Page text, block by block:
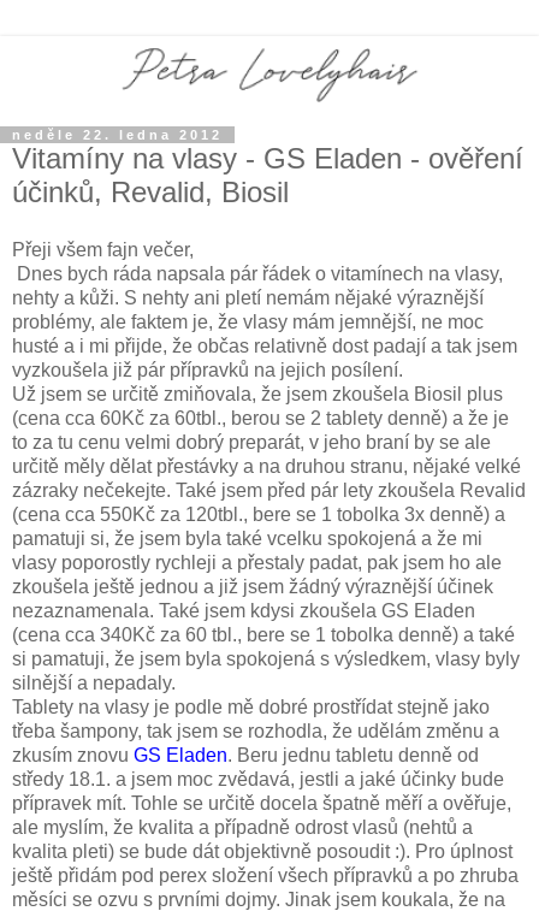
neděle 22. ledna 2012
Vitamíny na vlasy - GS Eladen - ověření
účinků, Revalid, Biosil
Přeji všem fajn večer,
Dnes bych ráda napsala pár řádek o vitamínech na vlasy,
nehty a kůži. S nehty ani pletí nemám nějaké výraznější
problémy, ale faktem je, že vlasy mám jemnější, ne moc
husté a i mi přijde, že občas relativně dost padají a tak jsem
vyzkoušela již pár přípravků na jejich posílení.
Už jsem se určitě zmiňovala, že jsem zkoušela Biosil plus
(cena cca 60Kč za 60tbl., berou se 2 tablety denně) a že je
to za tu cenu velmi dobrý preparát, v jeho braní by se ale
určitě měly dělat přestávky a na druhou stranu, nějaké velké
zázraky nečekejte. Také jsem před pár lety zkoušela Revalid
(cena cca 550Kč za 120tbl., bere se 1 tobolka 3x denně) a
pamatuji si, že jsem byla také vcelku spokojená a že mi
vlasy poporostly rychleji a přestaly padat, pak jsem ho ale
zkoušela ještě jednou a již jsem žádný výraznější účinek
nezaznamenala. Také jsem kdysi zkoušela GS Eladen
(cena cca 340Kč za 60 tbl., bere se 1 tobolka denně) a také
si pamatuji, že jsem byla spokojená s výsledkem, vlasy byly
silnější a nepadaly.
Tablety na vlasy je podle mě dobré prostřídat stejně jako
třeba šampony, tak jsem se rozhodla, že udělám změnu a
zkusím znovu GS Eladen. Beru jednu tabletu denně od
středy 18.1. a jsem moc zvědavá, jestli a jaké účinky bude
přípravek mít. Tohle se určitě docela špatně měří a ověřuje,
ale myslím, že kvalita a případně odrost vlasů (nehtů a
kvalita pleti) se bude dát objektivně posoudit :). Pro úplnost
ještě přidám pod perex složení všech přípravků a po zhruba
měsíci se ozvu s prvními dojmy. Jinak jsem koukala, že na